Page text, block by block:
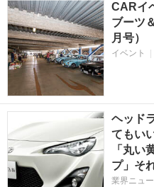
CARイ
ブーツ
月号）
イベント
ヘッド
てもい
「丸い
プ」そ
業界ニュ